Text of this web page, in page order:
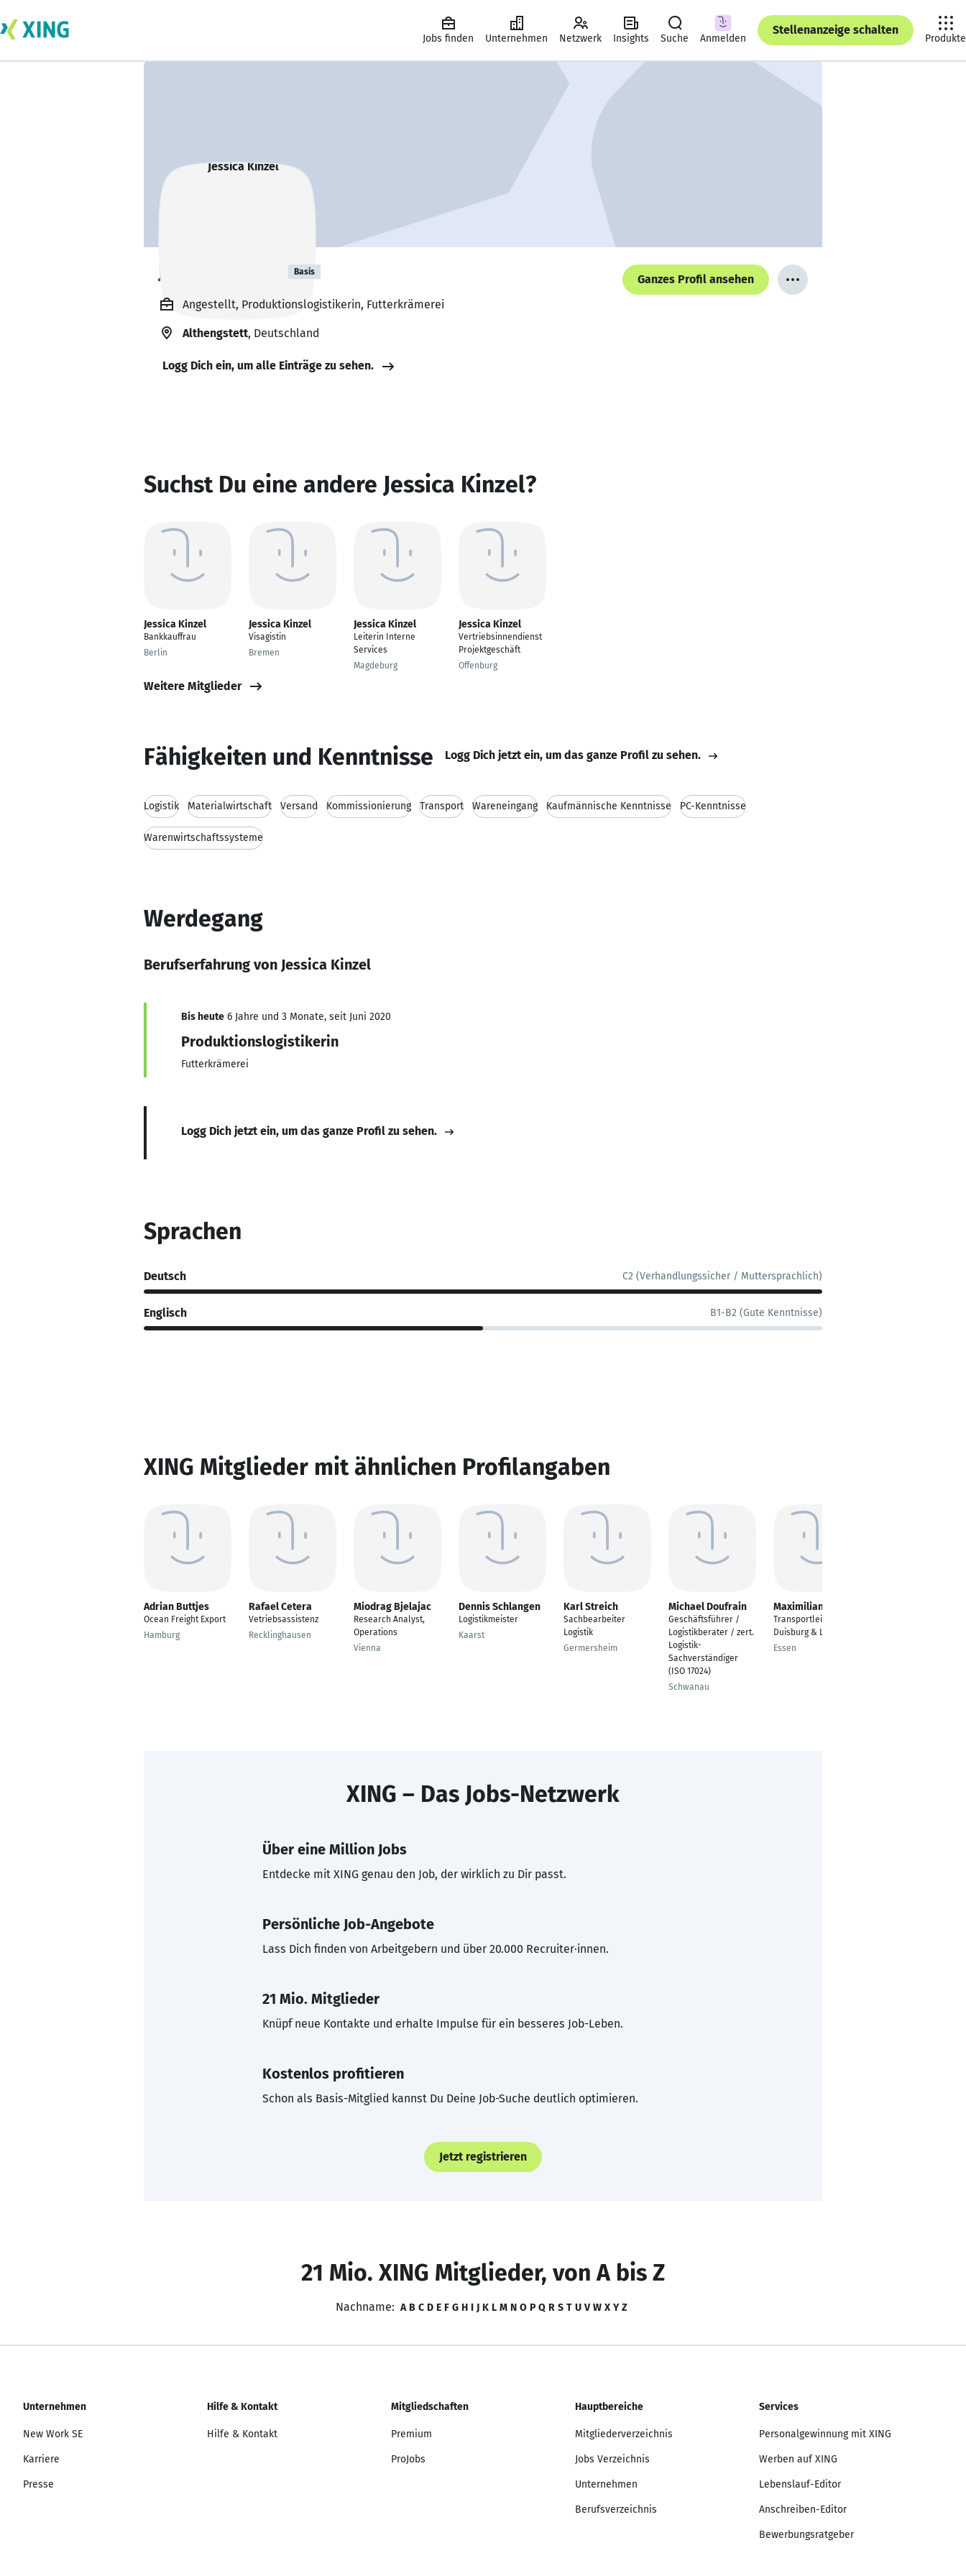
Jobs finden Unternehmen Netzwerk Insights Suche Anmelden
Stellenanzeige schalten
Produkte
Jessica Kinzel Basis
Ganzes Profil ansehen
Angestellt, Produktionslogistikerin, Futterkrämerei
Althengstett, Deutschland
Logg Dich ein, um alle Einträge zu sehen.
Suchst Du eine andere Jessica Kinzel?
Jessica Kinzel
Bankkauffrau
Berlin
Jessica Kinzel
Visagistin
Bremen
Jessica Kinzel
Leiterin Interne
Services
Magdeburg
Jessica Kinzel
Vertriebsinnendienst
Projektgeschäft
Offenburg
Weitere Mitglieder
Fähigkeiten und Kenntnisse Logg Dich jetzt ein, um das ganze Profil zu sehen.
Logistik Materialwirtschaft Versand Kommissionierung Transport Wareneingang Kaufmännische Kenntnisse PC-Kenntnisse
Warenwirtschaftssysteme
Werdegang
Berufserfahrung von Jessica Kinzel
Bis heute 6 Jahre und 3 Monate, seit Juni 2020
Produktionslogistikerin
Futterkrämerei
Logg Dich jetzt ein, um das ganze Profil zu sehen.
Sprachen
Deutsch C2 (Verhandlungssicher / Muttersprachlich)
Englisch B1-B2 (Gute Kenntnisse)
XING Mitglieder mit ähnlichen Profilangaben
Adrian Buttjes
Ocean Freight Export
Hamburg
Rafael Cetera
Vetriebsassistenz
Recklinghausen
Miodrag Bjelajac
Research Analyst,
Operations
Vienna
Dennis Schlangen
Logistikmeister
Kaarst
Karl Streich
Sachbearbeiter
Logistik
Germersheim
Michael Doufrain
Geschäftsführer /
Logistikberater / zert.
Logistik-
Sachverständiger
(ISO 17024)
Schwanau
Maximilian Gödde
Transportleiter
Duisburg & Lohfelden
Essen
XING – Das Jobs-Netzwerk
Über eine Million Jobs
Entdecke mit XING genau den Job, der wirklich zu Dir passt.
Persönliche Job-Angebote
Lass Dich finden von Arbeitgebern und über 20.000 Recruiter·innen.
21 Mio. Mitglieder
Knüpf neue Kontakte und erhalte Impulse für ein besseres Job-Leben.
Kostenlos profitieren
Schon als Basis-Mitglied kannst Du Deine Job-Suche deutlich optimieren.
Jetzt registrieren
21 Mio. XING Mitglieder, von A bis Z
Nachname: A B C D E F G H I J K L M N O P Q R S T U V W X Y Z
Unternehmen
New Work SE
Karriere
Presse
Hilfe & Kontakt
Hilfe & Kontakt
Mitgliedschaften
Premium
ProJobs
Hauptbereiche
Mitgliederverzeichnis
Jobs Verzeichnis
Unternehmen
Berufsverzeichnis
Services
Personalgewinnung mit XING
Werben auf XING
Lebenslauf-Editor
Anschreiben-Editor
Bewerbungsratgeber